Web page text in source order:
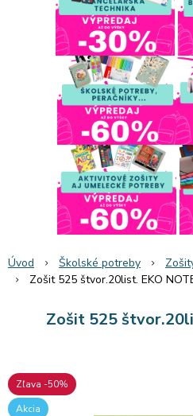
Úvod Školské potreby
Zošit 525 štvor.20list. EKO
Zošit 525
Zľava -50%
Akcia